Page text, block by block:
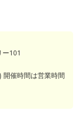
101
開催時間は営業時間